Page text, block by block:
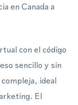
en Canada a
con el código
sencillo y sin
ideal
El